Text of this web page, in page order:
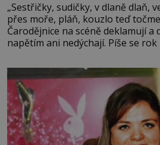
„Sestřičky, sudičky, v dlaně dlaň,
přes moře, pláň, kouzlo teď
Čarodějnice na scéně deklamují a
napětím ani nedýchají. Píše se
Tragédii o Macbethovi. Napsal ji
v roce 1603 vystřídal